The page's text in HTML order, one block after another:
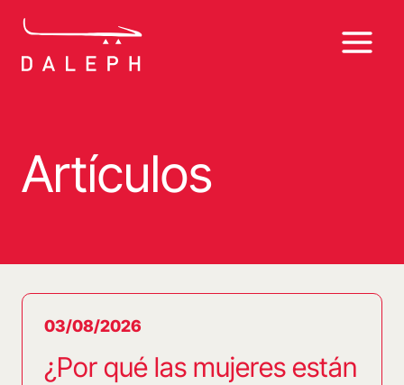
Artículos
03/08/2026
¿Por qué las mujeres están